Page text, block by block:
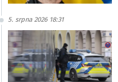
5. srpna 2026 18:31